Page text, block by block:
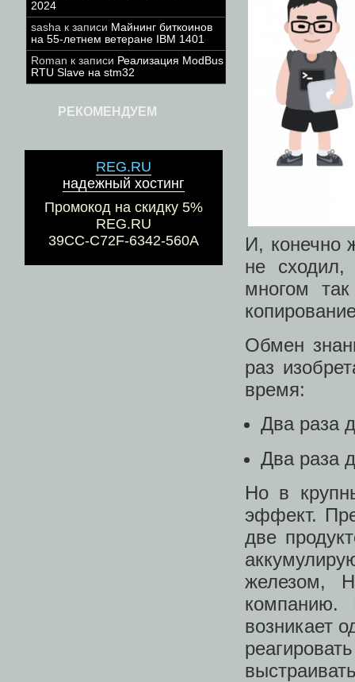
2024
sasha к записи Майнинг биткоинов
на 55-летнем ветеране IBM 1401
Roman к записи Реализация ModBus
RTU Slave на stm32
РЕКОМЕНДУЕМ
REG.RU
надежный хостинг
Промокод на скидку 5%
REG.RU
39CC-C72F-6342-560A
И, конечно
не сходил,
многом
Обмен
раз
время:
Два раза
Два раза
Но в
эффект.
две
железом,
компанию.
возникает